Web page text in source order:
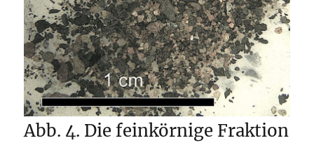
Abb. 4. Die feinkörnige Fraktion